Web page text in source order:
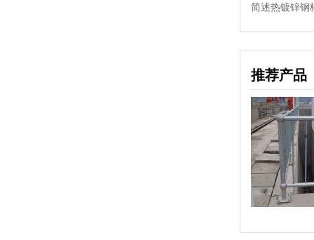
简述热镀锌钢
推荐产品